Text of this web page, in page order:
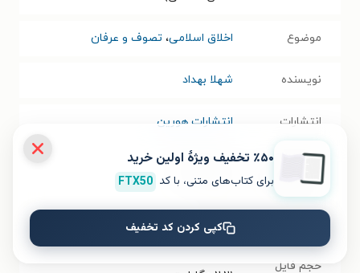
موضوع اخلاق اسلامی، تصوف و عرفان
نویسنده شهلا بهداد
انتشارات انتشارات هورین
سال انتشار
نسخه فیزیکی
PDF
حجم فایل
٪۵۰ تخفیف ویژۀ اولین خرید
برای کتاب‌های متنی، با کد FTX50
کپی کردن کد تخفیف